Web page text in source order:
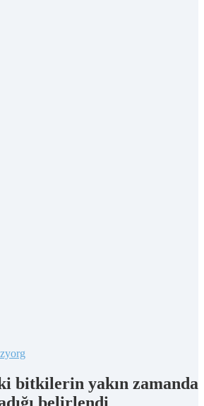
bitkilerin yakın zamanda
belirlendi